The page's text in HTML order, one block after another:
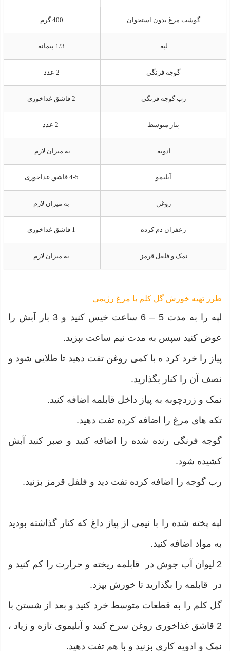
گوشت مرغ بدون استخوان
لپه
گوجه فرنگی
رب گوجه فرنگی
پیاز متوسط
ادویه به میزان لازم
آبلیمو
روغن به میزان لازم
زعفران دم کرده
نمک و فلفل قرمز به میزان لازم
طرز تهیه خورش گل کلم با مرغ رژیمی
لپه را به مدت 5 – 6 ساعت خیس کنید و 3 بار آبش را
عوض کنید سپس به مدت نیم ساعت بپزید.
پیاز را خرد کرد ه با کمی روغن تفت دهید تا طلایی شود و
نصف آن را کنار بگذارید.
نمک و زردچوبه به پیاز داخل قابلمه اضافه کنید.
تکه های مرغ را اضافه کرده تفت دهید.
گوجه فرنگی رنده شده را اضافه کنید و صبر کنید آبش
کشیده شود.
رب گوجه را اضافه کرده تفت دید و فلفل قرمز بزنید.
لپه پخته شده را با نیمی از پیاز داغ که کنار گذاشته بودید
به مواد اضافه کنید.
2 لیوان آب جوش در قابلمه ریخته و حرارت را کم کنید و
در قابلمه را بگذارید تا خورش بپزد.
گل کلم را به قطعات متوسط خرد کنید و بعد از شستن با
2 قاشق غذاخوری روغن سرخ کنید و آبلیموی تازه و زیاد ،
نمک و ادویه کاری بزنید و با هم تفت دهید.